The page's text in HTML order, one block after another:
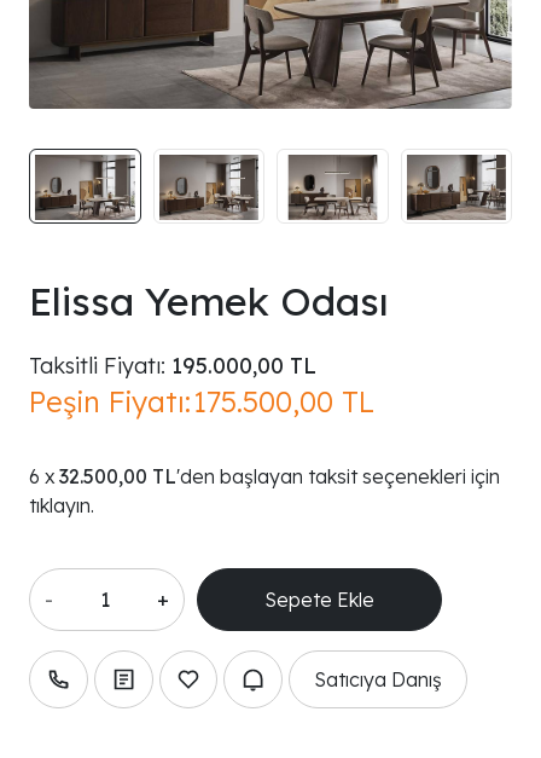
Elissa Yemek Odası
Taksitli Fiyatı: 195.000,00 TL
Peşin Fiyatı:175.500,00 TL
32.500,00 TL'den başlayan taksit seçenekleri için
tıklayın.
- +
Satıcıya Danış